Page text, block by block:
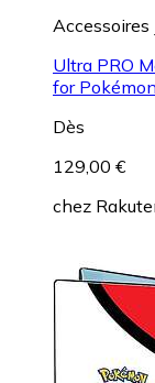
Accessoires
Ultra PRO
for
Dès
129,00 €
chez